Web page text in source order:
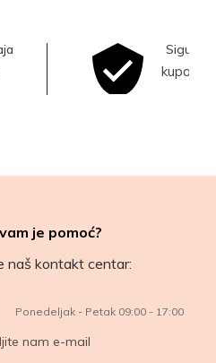
Sigurna
kupovina
je pomoć?
naš kontakt centar:
Ponedeljak - Petak 09:00 - 17:00
nam e-mail